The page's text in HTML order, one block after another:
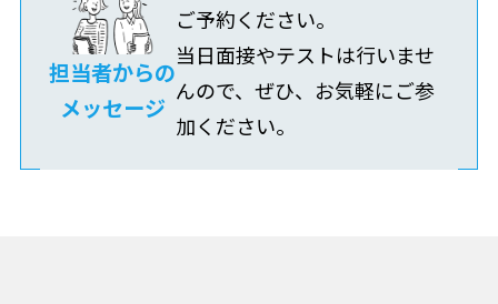
担当者からの
メッセージ
ご予約ください。
当日面接やテストは行いませ
んので、ぜひ、お気軽にご参
加ください。